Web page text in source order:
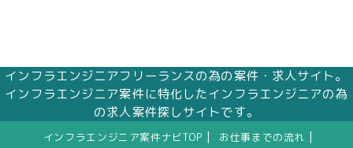
インフラエンジニアフリーランスの為の案件・求人サイト。
インフラエンジニア案件に特化したインフラエンジニアの為
の求人案件探しサイトです。
インフラエンジニア案件ナビTOP お仕事までの流れ